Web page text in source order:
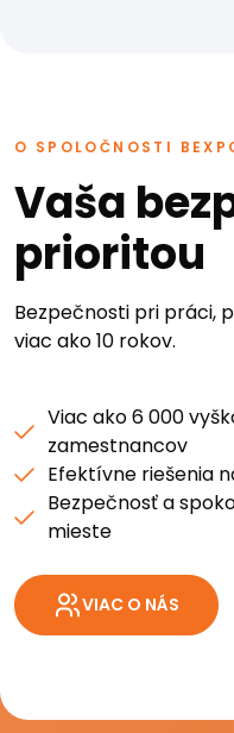
O SPOLOČNOSTI
Vaša
prioritou
Bezpečnosti pri práci,
viac ako 10 rokov.
Viac ako 6 000
zamestnancov
Efektívne riešenia
Bezpečnosť a
mieste
VIAC O NÁS